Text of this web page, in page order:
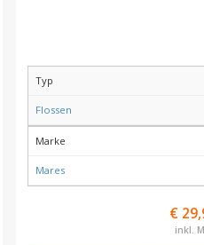
Typ
Flossen
Marke
Mares
€
inkl.